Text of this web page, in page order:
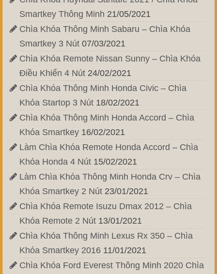
Smartkey Thông Minh 21/05/2021
Chìa Khóa Thông Minh Sabaru – Chìa Khóa
Smartkey 3 Nút 07/03/2021
Chìa Khóa Remote Nissan Sunny – Chìa Khóa
Điều Khiển 4 Nút 24/02/2021
Chìa Khóa Thông Minh Honda Civic – Chìa
Khóa Startop 3 Nút 18/02/2021
Chìa Khóa Thông Minh Honda Accord – Chìa
Khóa Smartkey 16/02/2021
Làm Chìa Khóa Remote Honda Accord – Chìa
Khóa Honda 4 Nút 15/02/2021
Làm Chìa Khóa Thông Minh Honda Crv – Chìa
Khóa Smartkey 2 Nút 23/01/2021
Chìa Khóa Remote Isuzu Dmax 2012 – Chìa
Khóa Remote 2 Nút 13/01/2021
Chìa Khóa Thông Minh Lexus Rx 350 – Chìa
Khóa Smartkey 2016 11/01/2021
Chìa Khóa Ford Everest Thông Minh 2020 Chìa